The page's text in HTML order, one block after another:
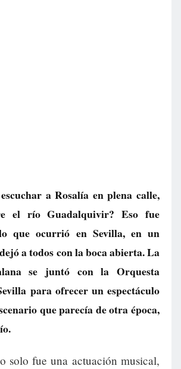
a Rosalía en plena calle,
el río Guadalquivir? Eso fue
que ocurrió en Sevilla, en un
a todos con la boca abierta. La
se juntó con la Orquesta
para ofrecer un espectáculo
que parecía de otra época,
solo fue una actuación musical,